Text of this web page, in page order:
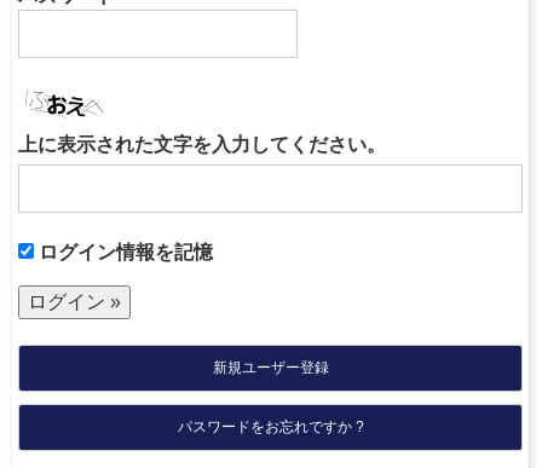
上に表示された文字を入力してください。
ログイン情報を記憶
新規ユーザー登録
パスワードをお忘れですか ?